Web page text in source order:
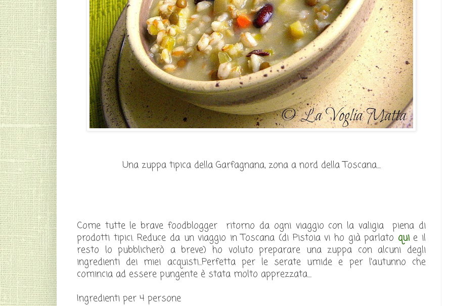
Una zuppa tipica della Garfagnana, zona a nord della Toscana....
Come tutte le brave foodblogger ritorno da ogni viaggio con la valigia piena di
prodotti tipici. Reduce da un viaggio in Toscana (di Pistoia vi ho già parlato quie il
resto lo pubblicherò a breve) ho voluto preparare una zuppa con alcuni degli
ingredienti dei miei acquisti...Perfetta per le serate umide e per l'autunno che
comincia ad essere pungente è stata molto apprezzata....
Ingredienti per 4 persone